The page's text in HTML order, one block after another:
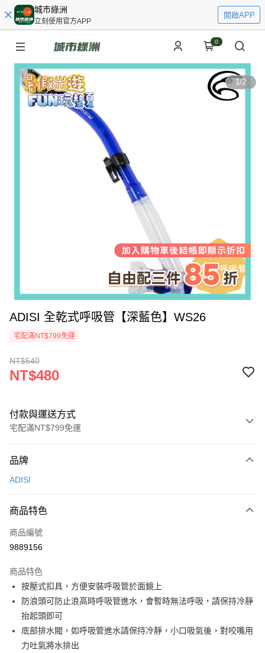
城市綠洲
立刻使用官方APP
開啟APP
0
1/2
ADISI 全乾式呼吸管【深藍色】WS26
宅配滿NT$799免運
NT$540
NT$480
付款與運送方式
宅配滿NT$799免運
信用卡一次付款
Apple Pay
街口支付
Google Pay
全盈+PAY
大哥付你分期
相關說明
【大哥付你分期使用說明】
品牌
ADISI
商品特色
商品編號
9889156
商品特色
按壓式扣具，方便安裝呼吸管於面鏡上
防浪頭可防止浪高時呼吸管進水，會暫時無法呼吸，請保持冷靜
抬起頭即可
底部排水閥，如呼吸管進水請保持冷靜，小口吸氣後，對咬嘴用
力吐氣將水排出